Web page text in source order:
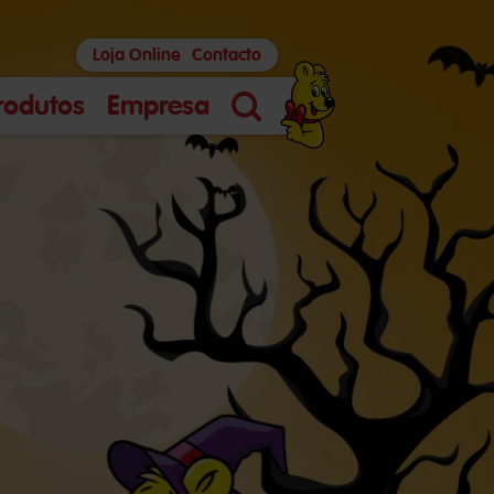
Empresa
Pesquisa
Loja Online Contacto